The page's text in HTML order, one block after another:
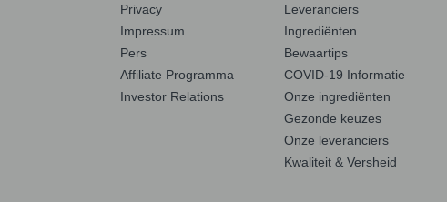
Privacy
Impressum
Pers
Affiliate Programma
Investor Relations
Leveranciers
Ingrediënten
Bewaartips
COVID-19 Informatie
Onze ingrediënten
Gezonde keuzes
Onze leveranciers
Kwaliteit & Versheid